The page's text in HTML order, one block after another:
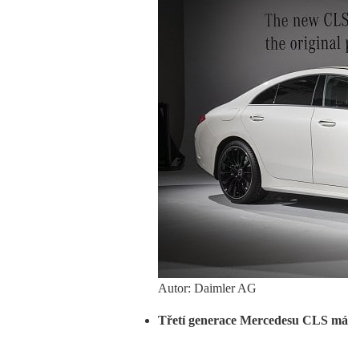
Autor: Daimler AG
Třetí generace Mercedesu CLS